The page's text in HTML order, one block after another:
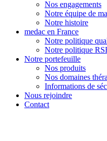
Nos engagements
Notre équipe de
Notre histoire
medac en France
Notre politique
Notre politique
Notre portefeuille
Nos produits
Nos domaines
Informations de
Nous rejoindre
Contact